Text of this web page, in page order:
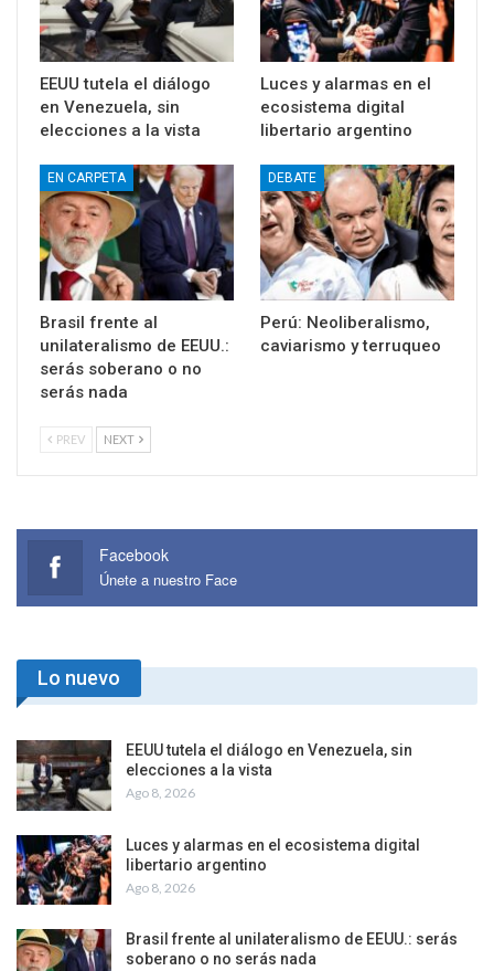
EEUU tutela el diálogo
en Venezuela, sin
elecciones a la vista
Luces y alarmas en el
ecosistema digital
libertario argentino
EN CARPETA
Brasil frente al
unilateralismo de EEUU.:
serás soberano o no
serás nada
DEBATE
Perú: Neoliberalismo,
caviarismo y terruqueo
PREV NEXT
Facebook
Únete a nuestro Face
Lo nuevo
EEUU tutela el diálogo en Venezuela, sin
elecciones a la vista
Ago 8, 2026
Luces y alarmas en el ecosistema digital
libertario argentino
Ago 8, 2026
Brasil frente al unilateralismo de EEUU.: serás
soberano o no serás nada